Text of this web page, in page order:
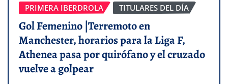
PRIMERA IBERDROLA TITULARES DEL DÍA
Gol Femenino |Terremoto en
Manchester, horarios para la Liga F,
Athenea pasa por quirófano y el cruzado
vuelve a golpear